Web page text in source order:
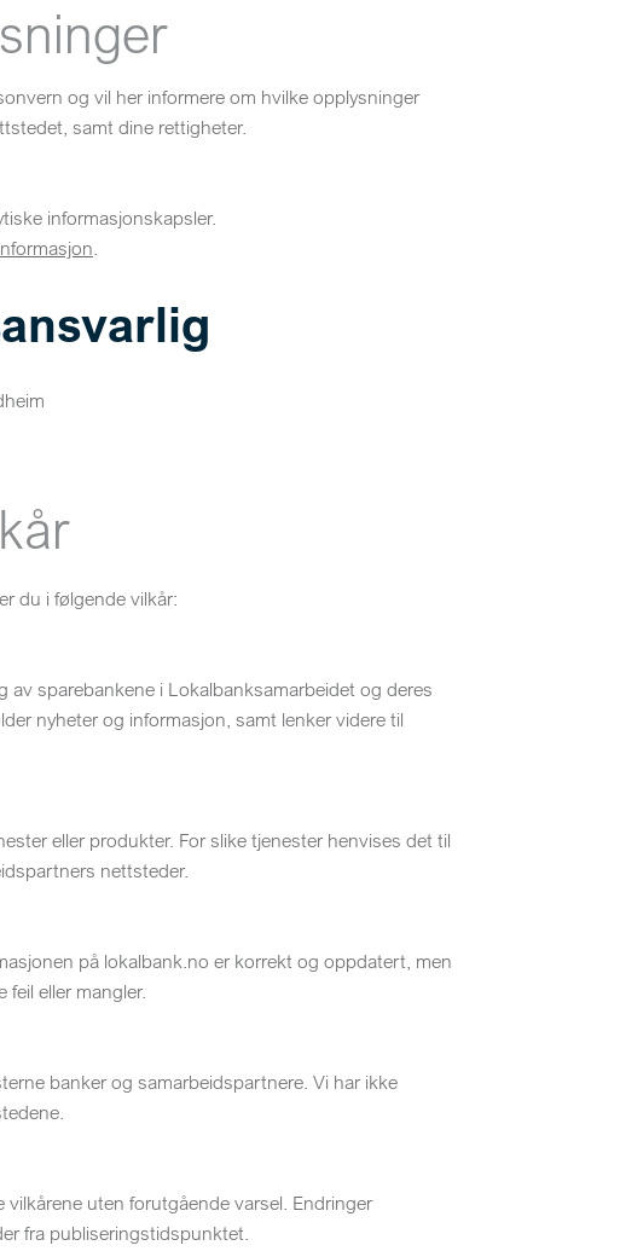
og vil her informere om hvilke opplysninger
samt dine rettigheter.
informasjonskapsler.
.
du i følgende vilkår:
av sparebankene i Lokalbanksamarbeidet og deres
nyheter og informasjon, samt lenker videre til
eller produkter. For slike tjenester henvises det til
nettsteder.
på lokalbank.no er korrekt og oppdatert, men
eller mangler.
banker og samarbeidspartnere. Vi har ikke
uten forutgående varsel. Endringer
fra publiseringstidspunktet.